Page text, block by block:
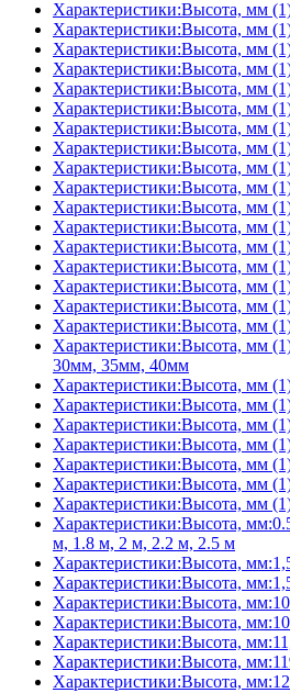
Характеристики:Высота, мм
Характеристики:Высота, мм
Характеристики:Высота, мм
Характеристики:Высота, мм
Характеристики:Высота, мм
Характеристики:Высота, мм
Характеристики:Высота, мм
Характеристики:Высота, мм
Характеристики:Высота, мм
Характеристики:Высота, мм
Характеристики:Высота, мм
Характеристики:Высота, мм
Характеристики:Высота, мм
Характеристики:Высота, мм
Характеристики:Высота, мм
Характеристики:Высота, мм
Характеристики:Высота, мм
Характеристики:Высота, мм
30мм, 35мм, 40мм
Характеристики:Высота, мм
Характеристики:Высота, мм
Характеристики:Высота, мм
Характеристики:Высота, мм
Характеристики:Высота, мм
Характеристики:Высота, мм
Характеристики:Высота, мм
Характеристики:Высота,
м, 1.8 м, 2 м, 2.2 м, 2.5 м
Характеристики:Высота,
Характеристики:Высота,
Характеристики:Высота,
Характеристики:Высота,
Характеристики:Высота,
Характеристики:Высота,
Характеристики:Высота,